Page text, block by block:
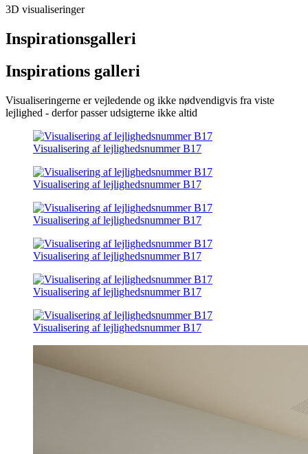
3D visualiseringer
Inspirationsgalleri
Inspirations galleri
Visualiseringerne er vejledende og ikke nødvendigvis fra viste
lejlighed - derfor passer udsigterne ikke altid
Visualisering af lejlighedsnummer B17
Visualisering af lejlighedsnummer B17
Visualisering af lejlighedsnummer B17
Visualisering af lejlighedsnummer B17
Visualisering af lejlighedsnummer B17
Visualisering af lejlighedsnummer B17